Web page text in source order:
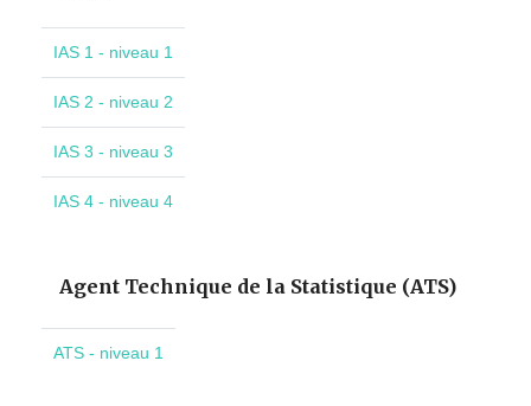
IAS 1 - niveau 1
IAS 2 - niveau 2
IAS 3 - niveau 3
IAS 4 - niveau 4
Agent Technique de la Statistique (ATS)
ATS - niveau 1